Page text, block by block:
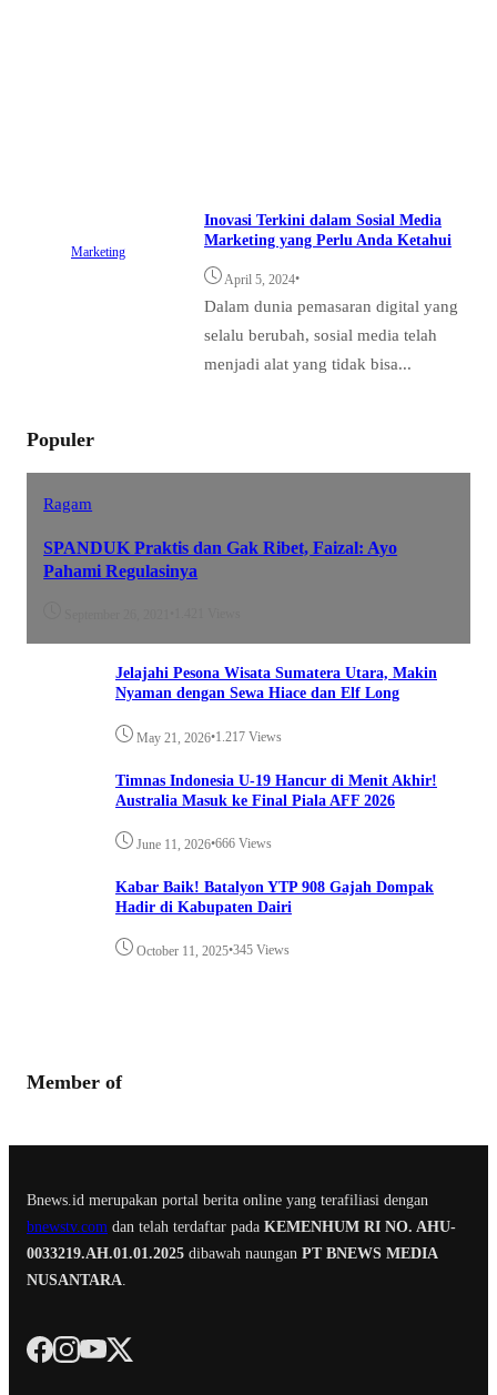
Marketing
Inovasi Terkini dalam Sosial Media
Marketing yang Perlu Anda Ketahui
April 5, 2024•
Dalam dunia pemasaran digital yang
selalu berubah, sosial media telah
menjadi alat yang tidak bisa...
Populer
Ragam
SPANDUK Praktis dan Gak Ribet, Faizal: Ayo
Pahami Regulasinya
Jelajahi Pesona Wisata Sumatera Utara, Makin
Nyaman dengan Sewa Hiace dan Elf Long
May 21, 2026•1.217 Views
Timnas Indonesia U-19 Hancur di Menit Akhir!
Australia Masuk ke Final Piala AFF 2026
June 11, 2026•666 Views
Kabar Baik! Batalyon YTP 908 Gajah Dompak
Hadir di Kabupaten Dairi
October 11, 2025•345 Views
Member of
Bnews.id merupakan portal berita online yang terafiliasi dengan
bnewstv.com dan telah terdaftar pada KEMENHUM RI NO. AHU-
0033219.AH.01.01.2025 dibawah naungan PT BNEWS MEDIA
NUSANTARA